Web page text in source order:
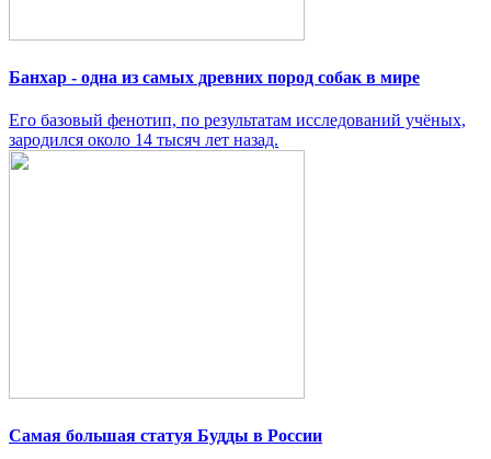
Банхар - одна из самых древних пород собак в мире
Его базовый фенотип, по результатам исследований учёных,
зародился около 14 тысяч лет назад.
Самая большая статуя Будды в России